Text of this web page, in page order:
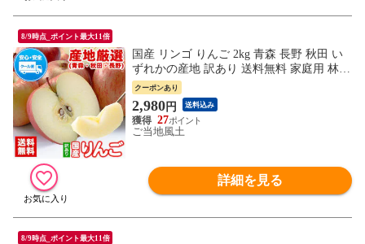
8/9時点_ポイント最大11倍
国産 リンゴ りんご 2kg 青森 長野 秋田 い
ずれかの産地 訳あり 送料無料 家庭用 林檎
フルーツ 果物《1-5営業日以内に出荷予定
（土日祝除く）》---d2_cwapple_s_26_2980_
2kg---
クーポンあり
2,980円 送料込み
27
ご当地風土
詳細を見る
8/9時点_ポイント最大11倍